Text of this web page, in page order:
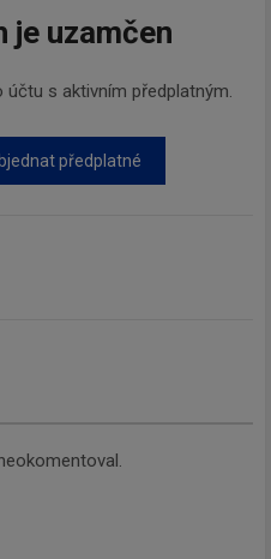
je uzamčen
s aktivním předplatným.
předplatné